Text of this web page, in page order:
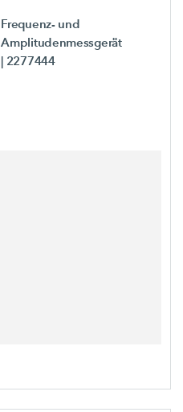
Frequenz- und
Amplitudenmessgerät
| 2277444